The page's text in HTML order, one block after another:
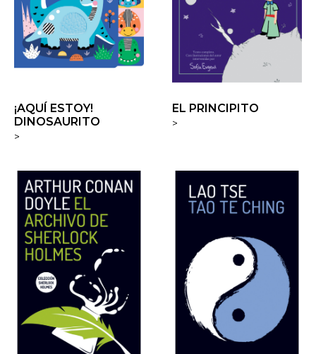
¡AQUÍ ESTOY!
DINOSAURITO
>
EL PRINCIPITO
>